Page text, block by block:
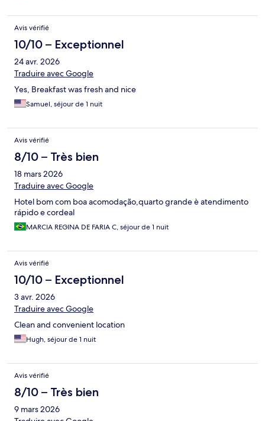
Avis vérifié
10/10 – Exceptionnel
24 avr. 2026
Traduire avec Google
Yes, Breakfast was fresh and nice
Samuel, séjour de 1 nuit
Avis vérifié
8/10 – Très bien
18 mars 2026
Traduire avec Google
Hotel bom com boa acomodação,quarto grande è atendimento
rápido e cordeal
MARCIA REGINA DE FARIA C, séjour de 1 nuit
Avis vérifié
10/10 – Exceptionnel
3 avr. 2026
Traduire avec Google
Clean and convenient location
Hugh, séjour de 1 nuit
Avis vérifié
8/10 – Très bien
9 mars 2026